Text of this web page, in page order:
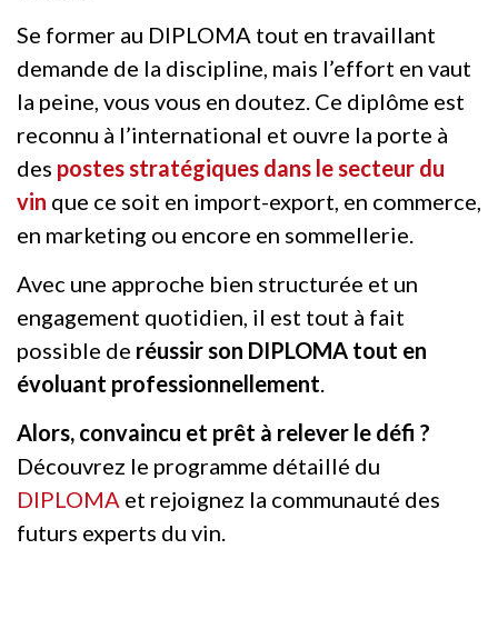
Se former au DIPLOMA tout en travaillant
demande de la discipline, mais l’effort en vaut
la peine, vous vous en doutez. Ce diplôme est
reconnu à l’international et ouvre la porte à
des postes stratégiques dans le secteur du
vin que ce soit en import-export, en commerce,
en marketing ou encore en sommellerie.
Avec une approche bien structurée et un
engagement quotidien, il est tout à fait
possible de réussir son DIPLOMA tout en
évoluant professionnellement.
Alors, convaincu et prêt à relever le défi ?
Découvrez le programme détaillé du
DIPLOMA et rejoignez la communauté des
futurs experts du vin.